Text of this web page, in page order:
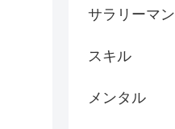
サラリーマン
スキル
メンタル